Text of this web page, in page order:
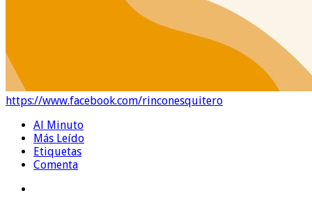
https://www.facebook.com/rinconesquitero
Al Minuto
Más Leído
Etiquetas
Comenta